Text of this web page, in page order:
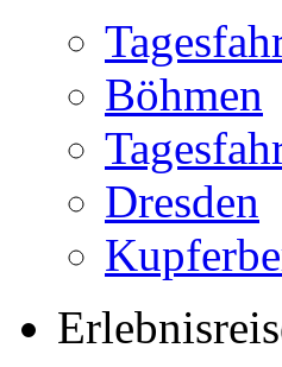
Böhmen
Dresden